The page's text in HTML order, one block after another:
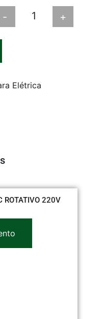
- +
Elétrica
ROTATIVO 220V